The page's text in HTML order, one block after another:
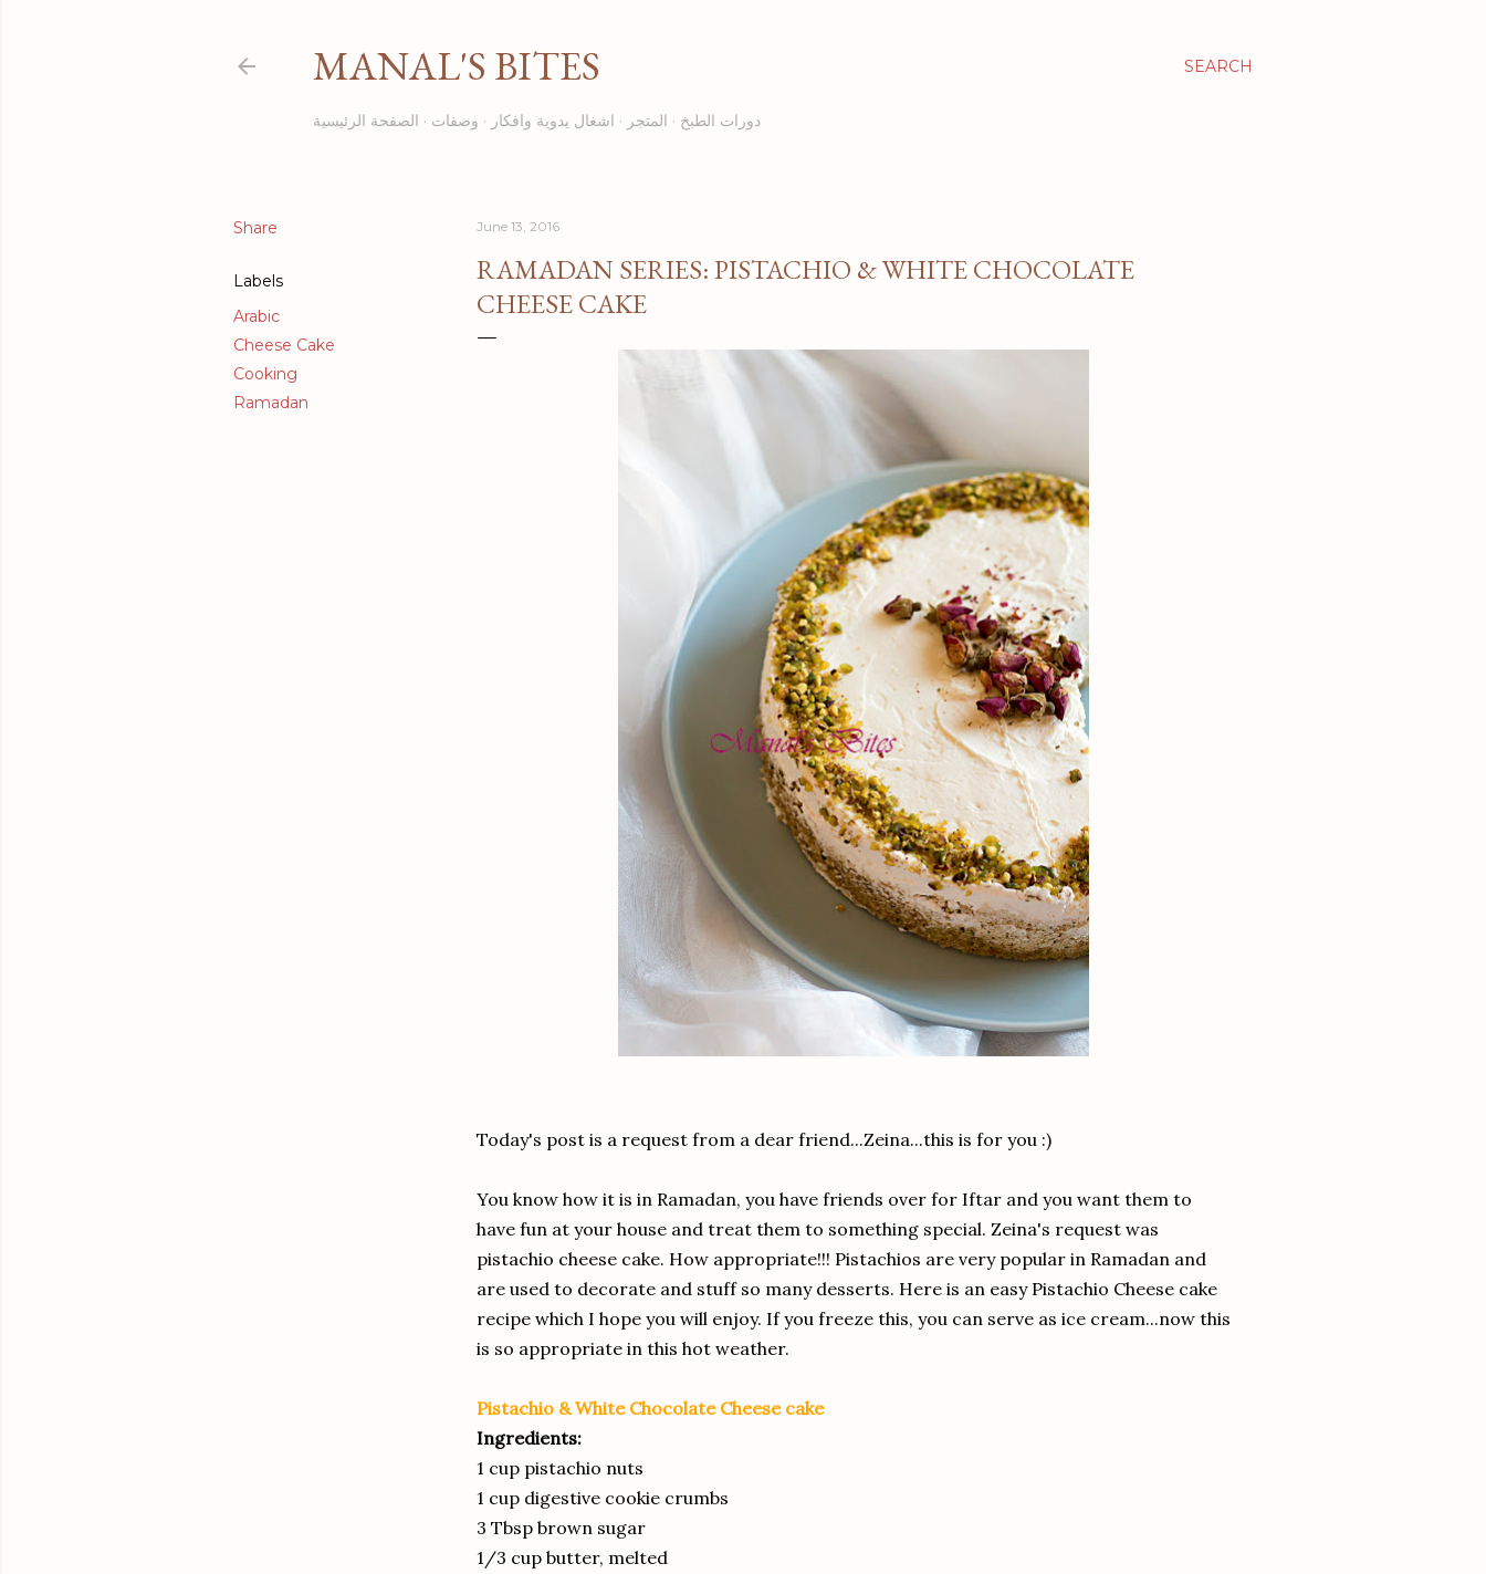
SEARCH
MANAL'S BITES
الصفحة الرئيسية وصفات اشغال يدوية وافكار المتجر دورات الطبخ
Share
Labels
Arabic
Cheese Cake
Cooking
Ramadan
June 13, 2016
RAMADAN SERIES: PISTACHIO & WHITE CHOCOLATE
CHEESE CAKE
Today's post is a request from a dear friend...Zeina...this is for you :)
You know how it is in Ramadan, you have friends over for Iftar and you want them to
have fun at your house and treat them to something special. Zeina's request was
pistachio cheese cake. How appropriate!!! Pistachios are very popular in Ramadan and
are used to decorate and stuff so many desserts. Here is an easy Pistachio Cheese cake
recipe which I hope you will enjoy. If you freeze this, you can serve as ice cream...now this
is so appropriate in this hot weather.
Pistachio & White Chocolate Cheese cake
Ingredients:
1 cup pistachio nuts
1 cup digestive cookie crumbs
3 Tbsp brown sugar
1/3 cup butter, melted